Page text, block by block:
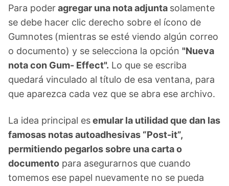
Para poderagregar una nota adjunta solamente
se debe hacer clic derecho sobre el ícono de
Gumnotes (mientras se esté viendo algún correo
o documento) y se selecciona la opción "Nueva
nota con Gum- Effect". Lo que se escriba
quedará vinculado al título de esa ventana, para
que aparezca cada vez que se abra ese archivo.
La idea principal esemular la utilidad que dan las
famosas notas autoadhesivas “Post-it”,
permitiendo pegarlos sobre una carta o
documento para asegurarnos que cuando
tomemos ese papel nuevamente no se pueda